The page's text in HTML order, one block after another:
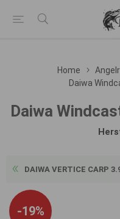
Home
Daiwa
Daiwa
DAIWA VERTICE CARP 3.90M
-19%